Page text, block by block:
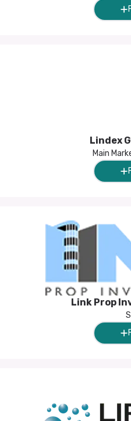
Lindex
Main
Link Prop